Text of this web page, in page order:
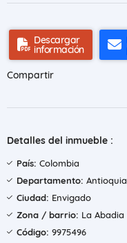
Descargar
información
Compartir
Detalles del inmueble :
País: Colombia
Departamento: Antioquia
Ciudad: Envigado
Zona / barrio: La Abadia
Código: 9975496